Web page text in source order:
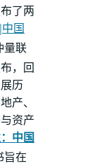
了两
国
量联
，回
历
产、
资产
中国
旨在